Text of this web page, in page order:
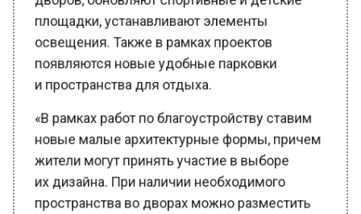
площадки, устанавливают элементы
освещения. Также в рамках проектов
появляются новые удобные парковки
и пространства для отдыха.
«В рамках работ по благоустройству ставим
новые малые архитектурные формы, причем
жители могут принять участие в выборе
их дизайна. При наличии необходимого
пространства во дворах можно разместить